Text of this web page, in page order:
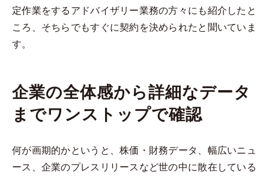
定作業をするアドバイザリー業務の方々にも紹介したと
ころ、そちらでもすぐに契約を決められたと聞いていま
す。
企業の全体感から詳細なデータ
までワンストップで確認
何が画期的かというと、株価・財務データ、幅広いニュ
ース、企業のプレスリリースなど世の中に散在している